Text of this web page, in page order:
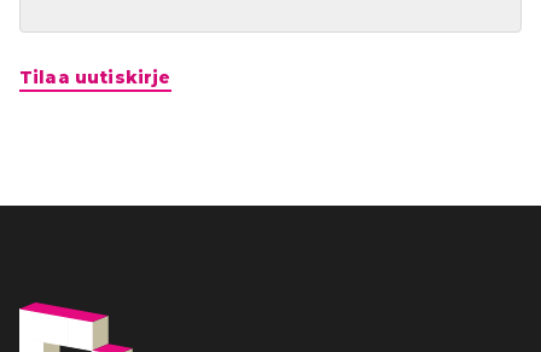
Tilaa uutiskirje